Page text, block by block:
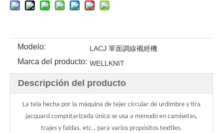
Modelo: LACJ 單面調線襯經機
Marca del producto: WELLKNIT
Descripción del producto
La tela hecha por la máquina de tejer circular de urdimbre y tira
jacquard computarizada única se usa a menudo en camisetas,
trajes y faldas, etc., para varios propósitos textiles.